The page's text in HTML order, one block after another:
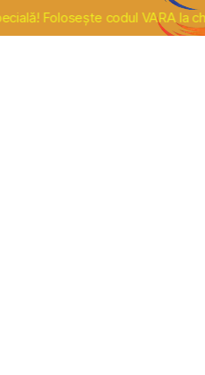
Folosește codul VARA la